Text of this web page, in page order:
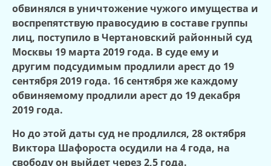
обвинялся в уничтожение чужого имущества и
воспрепятствую правосудию в составе группы
лиц, поступило в Чертановский районный суд
Москвы 19 марта 2019 года. В суде ему и
другим подсудимым продлили арест до 19
сентября 2019 года. 16 сентября же каждому
обвиняемому продлили арест до 19 декабря
2019 года.
Но до этой даты суд не продлился, 28 октября
Виктора Шафороста осудили на 4 года, на
свободу он выйдет через 2,5 года.